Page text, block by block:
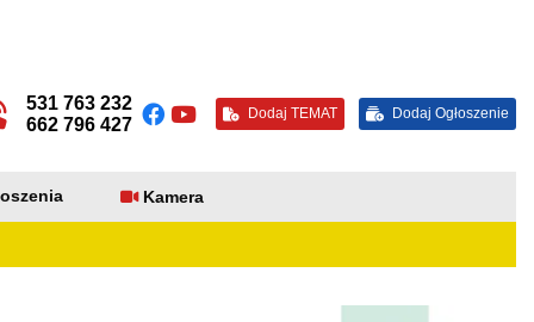
531 763 232
662 796 427
Dodaj TEMAT Dodaj Ogłoszenie
Kamera